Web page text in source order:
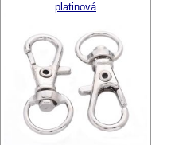
platinová